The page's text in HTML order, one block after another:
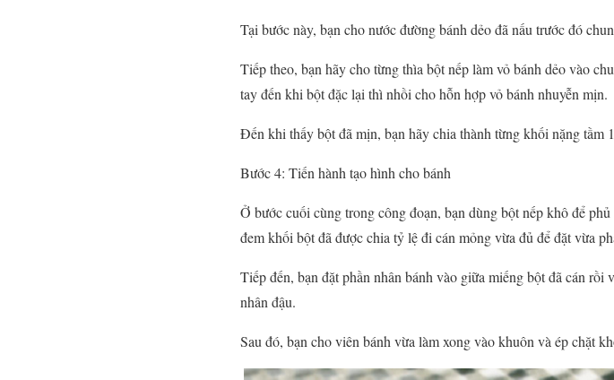
Tại bước này, bạn cho nước đường bánh dẻo đã nấu trước đó
Tiếp theo, bạn hãy cho từng thìa bột nếp làm vỏ bánh dẻo vào
tay đến khi bột đặc lại thì nhồi cho hỗn hợp vỏ bánh nhuyễn mịn.
Đến khi thấy bột đã mịn, bạn hãy chia thành từng khối nặng tầm
Bước 4: Tiến hành tạo hình cho bánh
Ở bước cuối cùng trong công đoạn, bạn dùng bột nếp khô để
đem khối bột đã được chia tỷ lệ đi cán mỏng vừa đủ để đặt vừa
Tiếp đến, bạn đặt phần nhân bánh vào giữa miếng bột đã cán
nhân đậu.
Sau đó, bạn cho viên bánh vừa làm xong vào khuôn và ép chặt